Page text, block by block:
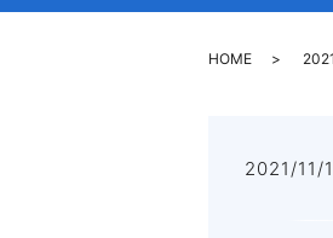
HOME
2021/11/